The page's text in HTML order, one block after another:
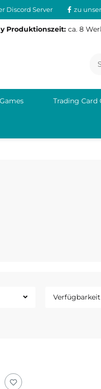
Discord Server zu
Produktionszeit: ca. 8
Trading Card
Verfügbarkeit